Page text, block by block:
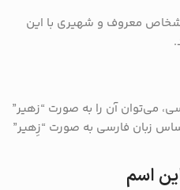
اشخاص معروف و شهیری با این
می‌توان آن را به صورت “زهیر”
زبان فارسی به صورت “زِهیر”
اسم